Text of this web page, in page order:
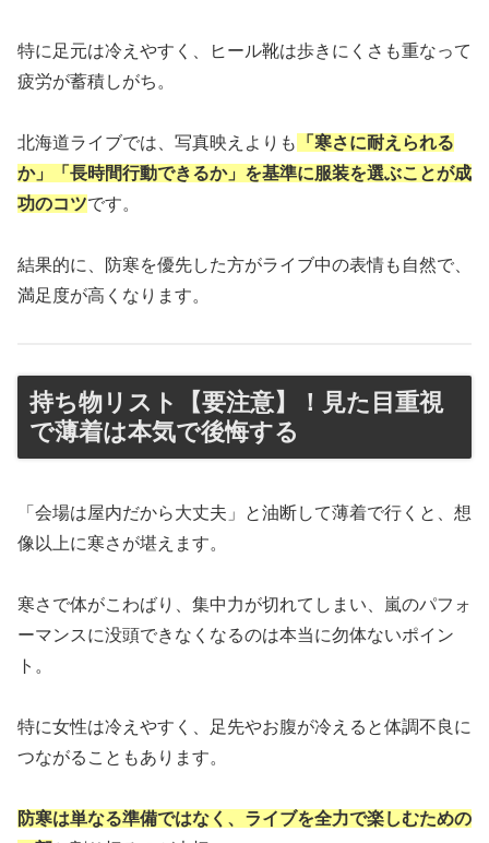
特に足元は冷えやすく、ヒール靴は歩きにくさも重なって
疲労が蓄積しがち。
北海道ライブでは、写真映えよりも
「寒さに耐えられる
か」「長時間行動できるか」を基準に服装を選ぶことが成
功のコツです。
結果的に、防寒を優先した方がライブ中の表情も自然で、
満足度が高くなります。
持ち物リスト【要注意】！見た目重視
で薄着は本気で後悔する
「会場は屋内だから大丈夫」と油断して薄着で行くと、想
像以上に寒さが堪えます。
寒さで体がこわばり、集中力が切れてしまい、嵐のパフォ
ーマンスに没頭できなくなるのは本当に勿体ないポイン
ト。
特に女性は冷えやすく、足先やお腹が冷えると体調不良に
つながることもあります。
防寒は単なる準備ではなく、ライブを全力で楽しむための